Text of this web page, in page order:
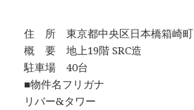
住 所 東京都中央区日本橋箱崎
概 要 地上19階 SRC造
駐車場 40台
■物件名フリガナ
リバー&タワー